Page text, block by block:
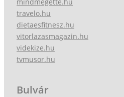
travelo.hu
dietaesfitnesz.hu
vitorlazasmagazin.hu
videkize.hu
tvmusor.hu
Bulvár